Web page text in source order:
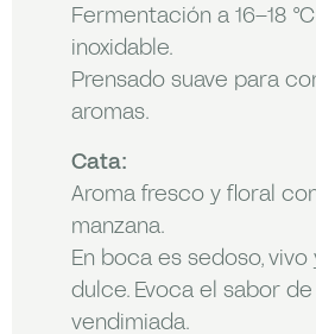
Fermentación a 16–18
inoxidable.
Prensado suave para
aromas.
Cata:
Aroma fresco y floral
manzana.
En boca es sedoso,
dulce. Evoca el sabor
vendimiada.